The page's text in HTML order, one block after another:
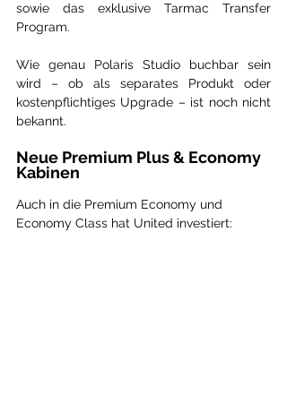
sowie das exklusive Tarmac Transfer
Program.
Wie genau Polaris Studio buchbar sein
wird – ob als separates Produkt oder
kostenpflichtiges Upgrade – ist noch nicht
bekannt.
Neue Premium Plus & Economy
Kabinen
Auch in die Premium Economy und
Economy Class hat United investiert: